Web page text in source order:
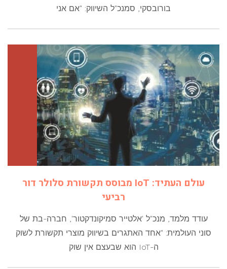
בורובסקי, סמנכ"ל השיווק: "אם אני
עולם העתיד: IoT מבוסס תקשורת סלולר דור
רביעי
עודד מלמד, מנכ"ל 'אלטייר סמיקונדקטור', חברה-בת של
סוני העולמית: "אחד האתגרים בשיווק מוצרי תקשורת לשוק
ה-IoT הוא שבעצם אין שוק